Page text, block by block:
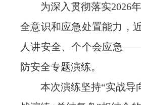
为深入贯彻落实2026年
全意识和应急处置能力，
人讲安全、个个会应急
防安全专题演练。
本次演练坚持“实战导